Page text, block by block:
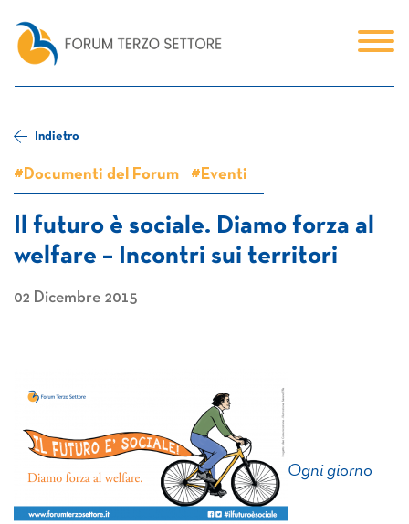
Indietro
#Documenti del Forum #Eventi
Il futuro è sociale. Diamo forza al
welfare – Incontri sui territori
02 Dicembre 2015
Ogni giorno